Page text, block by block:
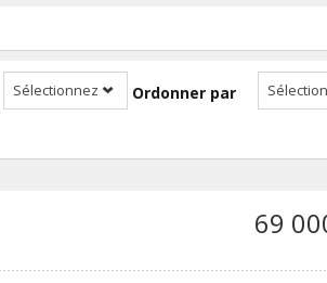
Ordonner par
Sélectionnez
69